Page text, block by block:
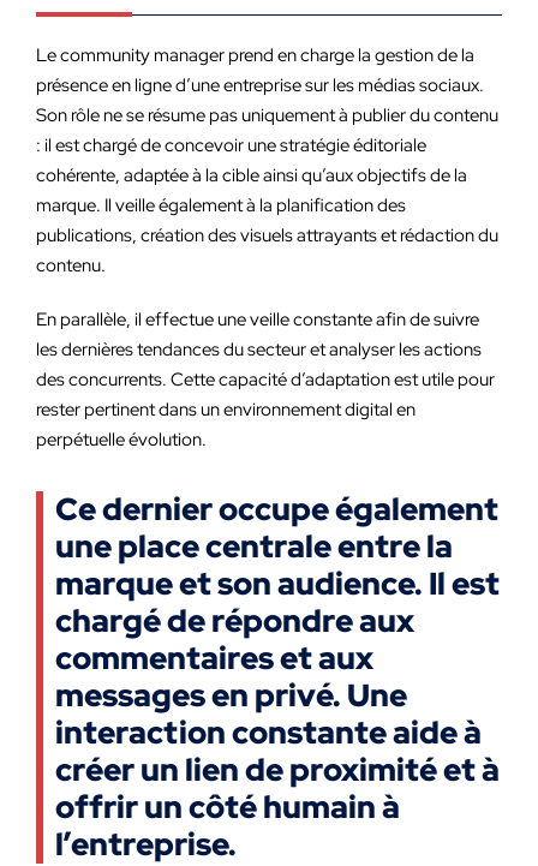
Le community manager prend en charge la gestion de la
présence en ligne d’une entreprise sur les médias sociaux.
Son rôle ne se résume pas uniquement à publier du contenu
: il est chargé de concevoir une stratégie éditoriale
cohérente, adaptée à la cible ainsi qu’aux objectifs de la
marque. Il veille également à la planification des
publications, création des visuels attrayants et rédaction du
contenu.
En parallèle, il effectue une veille constante afin de suivre
les dernières tendances du secteur et analyser les actions
des concurrents. Cette capacité d’adaptation est utile pour
rester pertinent dans un environnement digital en
perpétuelle évolution.
Ce dernier occupe également
une place centrale entre la
marque et son audience. Il est
chargé de répondre aux
commentaires et aux
messages en privé. Une
interaction constante aide à
créer un lien de proximité et à
offrir un côté humain à
l’entreprise.